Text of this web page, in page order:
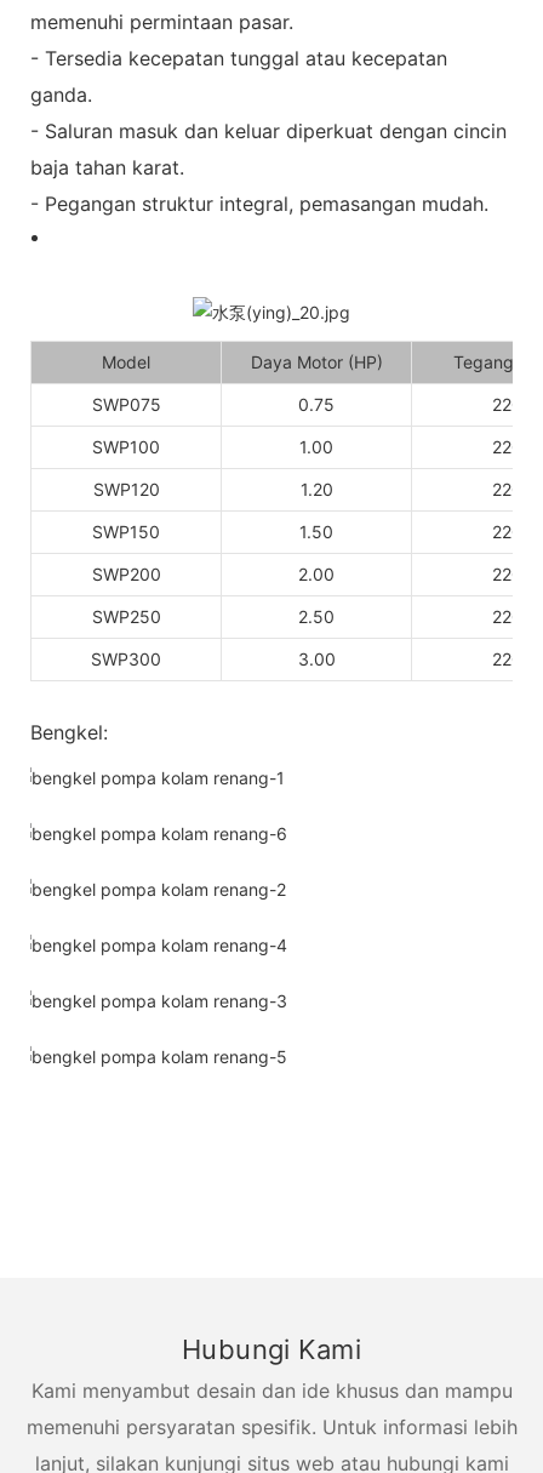
memenuhi permintaan pasar.
- Tersedia kecepatan tunggal atau kecepatan
ganda.
- Saluran masuk dan keluar diperkuat dengan cincin
baja tahan karat.
- Pegangan struktur integral, pemasangan mudah.
Model Daya Motor (HP) Tegangan
SWP075 0.75 220
SWP100 1.00 220
SWP120 1.20 220
SWP150 1.50 220
SWP200 2.00 220
SWP250 2.50 220
SWP300 3.00 220
Bengkel:
Hubungi Kami
Kami menyambut desain dan ide khusus dan mampu
memenuhi persyaratan spesifik. Untuk informasi lebih
lanjut, silakan kunjungi situs web atau hubungi kami